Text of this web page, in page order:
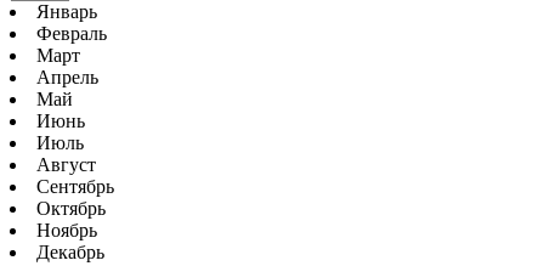
Январь
Февраль
Март
Апрель
Май
Июнь
Июль
Август
Сентябрь
Октябрь
Ноябрь
Декабрь